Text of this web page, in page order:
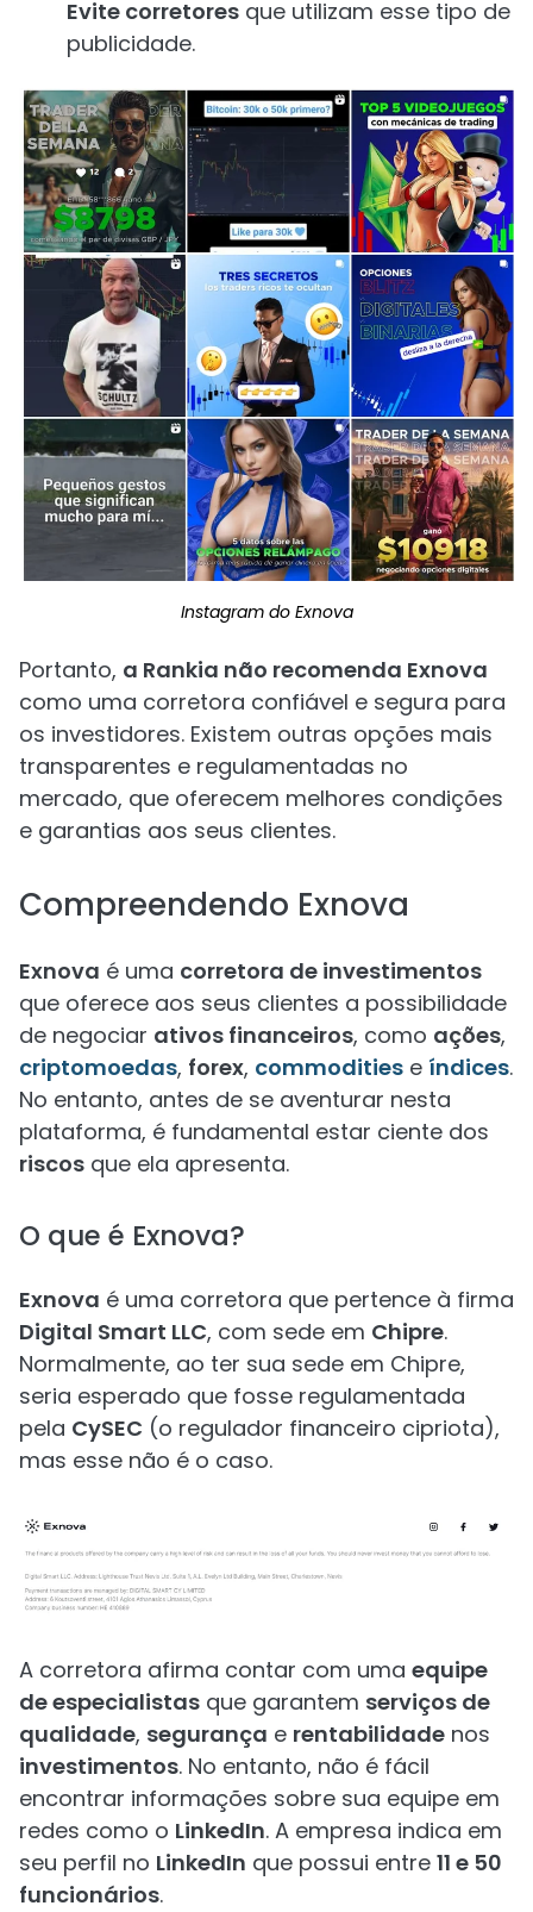
Evite corretores que utilizam esse tipo de
publicidade.
Instagram do Exnova
Portanto, a Rankia não recomenda Exnova
como uma corretora confiável e segura para
os investidores. Existem outras opções mais
transparentes e regulamentadas no
mercado, que oferecem melhores condições
e garantias aos seus clientes.
Compreendendo Exnova
Exnova é uma corretora de investimentos
que oferece aos seus clientes a possibilidade
de negociar ativos financeiros, como ações,
criptomoedas, forex, commodities e índices.
No entanto, antes de se aventurar nesta
plataforma, é fundamental estar ciente dos
riscos que ela apresenta.
O que é Exnova?
Exnova é uma corretora que pertence à firma
Digital Smart LLC, com sede em Chipre.
Normalmente, ao ter sua sede em Chipre,
seria esperado que fosse regulamentada
pela CySEC (o regulador financeiro cipriota),
mas esse não é o caso.
A corretora afirma contar com uma equipe
de especialistas que garantem serviços de
qualidade, segurança e rentabilidade nos
investimentos. No entanto, não é fácil
encontrar informações sobre sua equipe em
redes como o LinkedIn. A empresa indica em
seu perfil no LinkedIn que possui entre 11 e 50
funcionários.